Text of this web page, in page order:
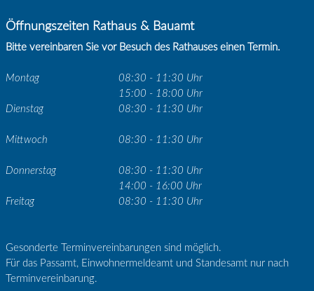
Öffnungszeiten Rathaus & Bauamt
Bitte vereinbaren Sie vor Besuch des Rathauses einen Termin.
Montag
08:30 - 11:30 Uhr
15:00 - 18:00 Uhr
Dienstag
08:30 - 11:30 Uhr
Mittwoch 08:30 - 11:30 Uhr
Donnerstag
08:30 - 11:30 Uhr
14:00 - 16:00 Uhr
Freitag
08:30 - 11:30 Uhr
Gesonderte Terminvereinbarungen sind möglich.
Für das Passamt, Einwohnermeldeamt und Standesamt nur nach
Terminvereinbarung.